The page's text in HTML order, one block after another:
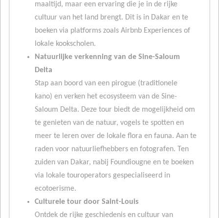
maaltijd, maar een ervaring die je in de rijke
cultuur van het land brengt. Dit is in Dakar en te
boeken via platforms zoals Airbnb Experiences of
lokale kookscholen.
Natuurlijke verkenning van de Sine-Saloum
Delta
Stap aan boord van een pirogue (traditionele
kano) en verken het ecosysteem van de Sine-
Saloum Delta. Deze tour biedt de mogelijkheid om
te genieten van de natuur, vogels te spotten en
meer te leren over de lokale flora en fauna. Aan te
raden voor natuurliefhebbers en fotografen. Ten
zuiden van Dakar, nabij Foundiougne en te boeken
via lokale touroperators gespecialiseerd in
ecotoerisme.
Culturele tour door Saint-Louis
Ontdek de rijke geschiedenis en cultuur van